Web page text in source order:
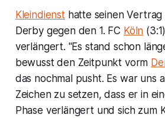
Kleindiensthatte seinen
Derby gegen den 1. FC Köln
verlängert. "Es stand schon
bewusst den Zeitpunkt vorm
das nochmal pusht. Es war uns
Zeichen zu setzen, dass er in
Phase verlängert und sich zum